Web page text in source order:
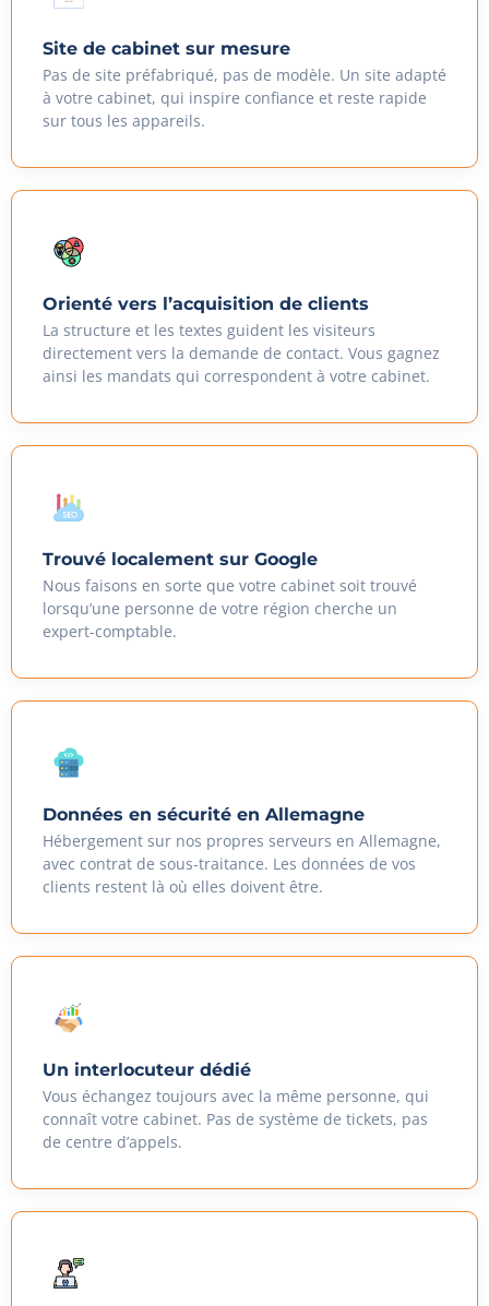
Site de cabinet sur mesure
Pas de site préfabriqué, pas de modèle. Un site adapté
à votre cabinet, qui inspire confiance et reste rapide
sur tous les appareils.
Orienté vers l’acquisition de clients
La structure et les textes guident les visiteurs
directement vers la demande de contact. Vous gagnez
ainsi les mandats qui correspondent à votre cabinet.
Trouvé localement sur Google
Nous faisons en sorte que votre cabinet soit trouvé
lorsqu’une personne de votre région cherche un
expert-comptable.
Données en sécurité en Allemagne
Hébergement sur nos propres serveurs en Allemagne,
avec contrat de sous-traitance. Les données de vos
clients restent là où elles doivent être.
Un interlocuteur dédié
Vous échangez toujours avec la même personne, qui
connaît votre cabinet. Pas de système de tickets, pas
de centre d’appels.